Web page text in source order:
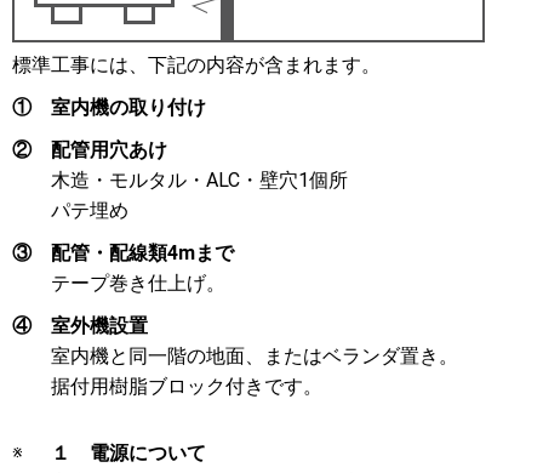
標準工事には、下記の内容が含まれます。
①
室内機の取り付け
②
配管用穴あけ
木造・モルタル・ALC・壁穴1個所
パテ埋め
③
配管・配線類4mまで
テープ巻き仕上げ。
④
室外機設置
室内機と同一階の地面、またはベランダ置き。
据付用樹脂ブロック付きです。
※
１ 電源について